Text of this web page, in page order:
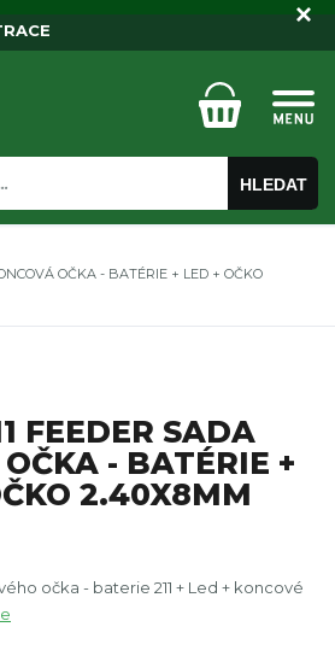
HLEDAT
OČKA - BATÉRIE + LED + OČKO
FEEDER SADA
- BATÉRIE +
2.40X8MM
očka - baterie 211 + Led + koncové